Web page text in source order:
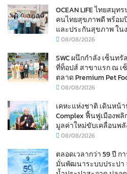
OCEAN LIFE ไทยสมุ
คนไทยสุขภาพดี พร้อม
และประกันสุขภาพ ใน
08/08/2026
SWC ผนึกกำลัง เซ็นทรั
ที่ท็อปส์ สาขาแรก ณ เ
ตลาด Premium Pet
08/08/2026
เคหะแห่งชาติ เดินหน้
Complex ฟื้นฟูเมืองพลิ
มูลค่าใหม่ขับเคลื่อนพ
08/08/2026
ตลอดเวลากว่า 59 ปี
มั่นพัฒนาระบบประปา